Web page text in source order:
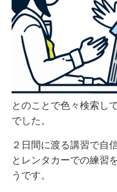
とのことで色々検索し
でした。
２日間に渡る講習で自
とレンタカーでの練習
うです。